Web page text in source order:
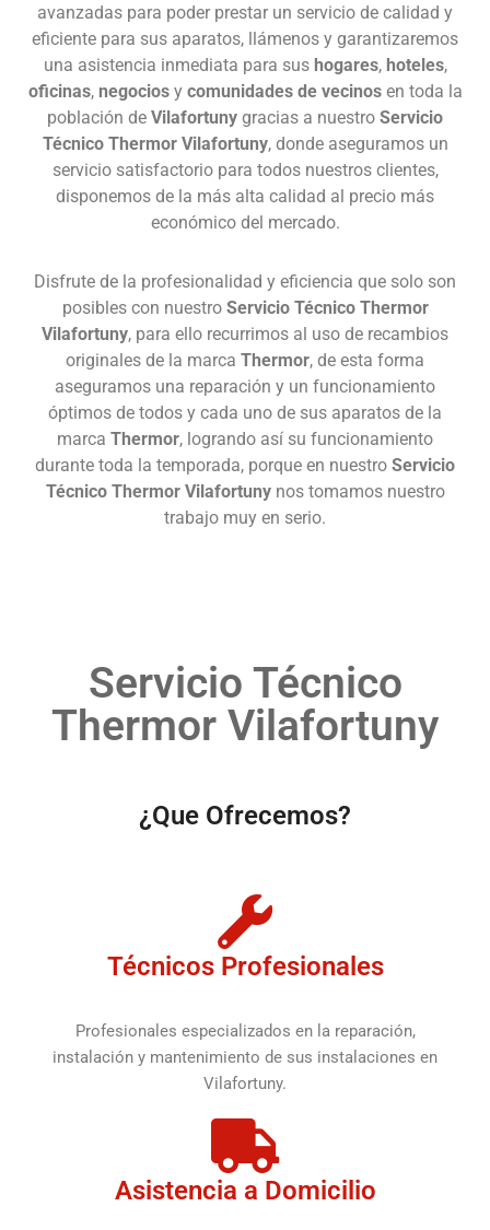
avanzadas para poder prestar un servicio de calidad y
eficiente para sus aparatos, llámenos y garantizaremos
una asistencia inmediata para sus hogares, hoteles,
oficinas, negociosy comunidades de vecinosen toda la
población de Vilafortuny gracias a nuestro Servicio
Técnico Thermor Vilafortuny, donde aseguramos un
servicio satisfactorio para todos nuestros clientes,
disponemos de la más alta calidad al precio más
económico del mercado.
Disfrute de la profesionalidad y eficiencia que solo son
posibles con nuestro Servicio Técnico Thermor
Vilafortuny, para ello recurrimos al uso de recambios
originales de la marca Thermor, de esta forma
aseguramos una reparación y un funcionamiento
óptimos de todos y cada uno de sus aparatos de la
marca Thermor, logrando así su funcionamiento
durante toda la temporada, porque en nuestro Servicio
Técnico Thermor Vilafortunynos tomamos nuestro
trabajo muy en serio.
Servicio Técnico
Thermor Vilafortuny
¿Que Ofrecemos?
Técnicos Profesionales
Profesionales especializados en la reparación,
instalación y mantenimiento de sus instalaciones en
Vilafortuny.
Asistencia a Domicilio